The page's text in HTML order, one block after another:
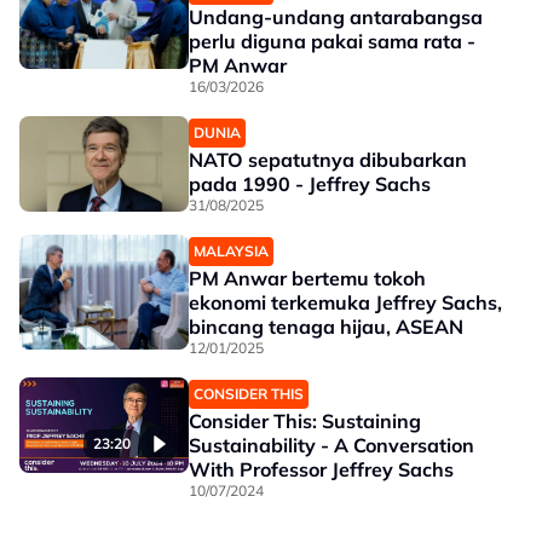
Undang-undang antarabangsa
perlu diguna pakai sama rata -
PM Anwar
16/03/2026
DUNIA
NATO sepatutnya dibubarkan
pada 1990 - Jeffrey Sachs
31/08/2025
MALAYSIA
PM Anwar bertemu tokoh
ekonomi terkemuka Jeffrey Sachs,
bincang tenaga hijau, ASEAN
12/01/2025
23:20
CONSIDER THIS
Consider This: Sustaining
Sustainability - A Conversation
With Professor Jeffrey Sachs
10/07/2024